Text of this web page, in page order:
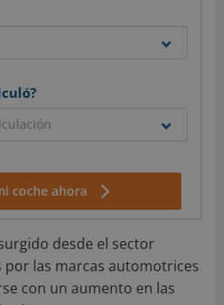
coche ahora
desde el sector
las marcas automotrices
con un aumento en las